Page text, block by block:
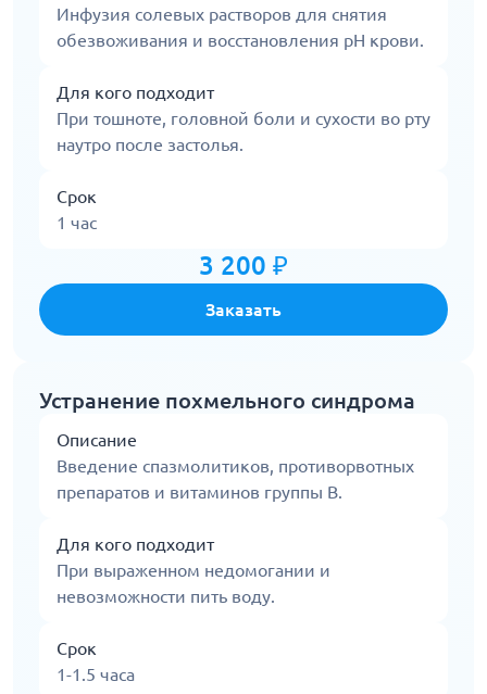
Инфузия солевых растворов для снятия
обезвоживания и восстановления pH крови.
Для кого подходит
При тошноте, головной боли и сухости во рту
наутро после застолья.
Срок
1 час
3 200 ₽
Заказать
Устранение похмельного синдрома
Описание
Введение спазмолитиков, противорвотных
препаратов и витаминов группы B.
Для кого подходит
При выраженном недомогании и
невозможности пить воду.
Срок
1-1.5 часа